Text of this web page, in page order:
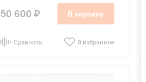
50 600 ₽ В корзину
Сравнить В избранное